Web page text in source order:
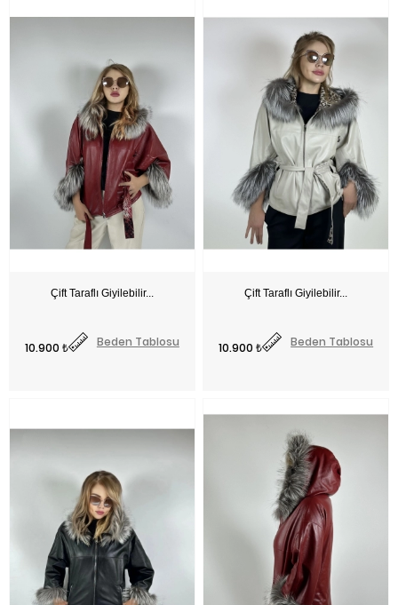
10.900 ₺
Beden Tablosu
10.900 ₺
Beden Tablosu